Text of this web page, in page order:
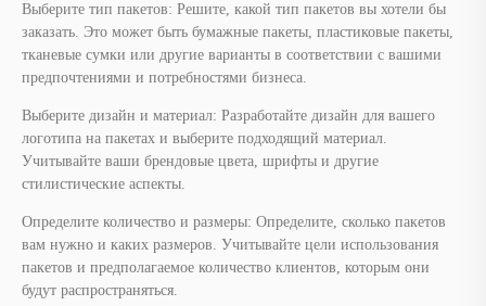
Выберите тип пакетов: Решите, какой тип пакетов вы хотели бы
заказать. Это может быть бумажные пакеты, пластиковые пакеты,
тканевые сумки или другие варианты в соответствии с вашими
предпочтениями и потребностями бизнеса.
Выберите дизайн и материал: Разработайте дизайн для вашего
логотипа на пакетах и выберите подходящий материал.
Учитывайте ваши брендовые цвета, шрифты и другие
стилистические аспекты.
Определите количество и размеры: Определите, сколько пакетов
вам нужно и каких размеров. Учитывайте цели использования
пакетов и предполагаемое количество клиентов, которым они
будут распространяться.